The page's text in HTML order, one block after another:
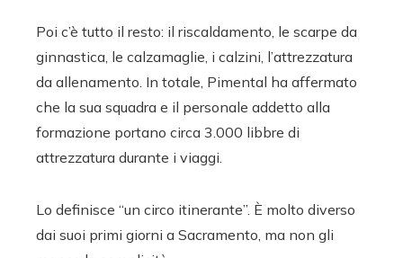
Poi c’è tutto il resto: il riscaldamento, le scarpe da
ginnastica, le calzamaglie, i calzini, l’attrezzatura
da allenamento. In totale, Pimental ha affermato
che la sua squadra e il personale addetto alla
formazione portano circa 3.000 libbre di
attrezzatura durante i viaggi.
Lo definisce “un circo itinerante”. È molto diverso
dai suoi primi giorni a Sacramento, ma non gli